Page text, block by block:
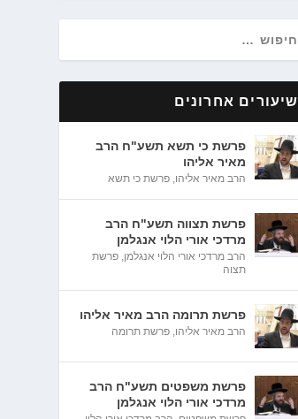
שיעורים אחרונים
פרשת כי תשא תשע"ח הרב
מאיר אליהו
הרב מאיר אליהו,פרשת כי תשא
פרשת תצווה תשע"ח הרב
מרדכי אורי הלוי אנגלמן
הרב מרדכי אורי הלוי אנגלמן,פרשת
תצוה
פרשת תרומה הרב מאיר אליהו
הרב מאיר אליהו,פרשת תרומה
פרשת משפטים תשע"ח הרב
מרדכי אורי הלוי אנגלמן